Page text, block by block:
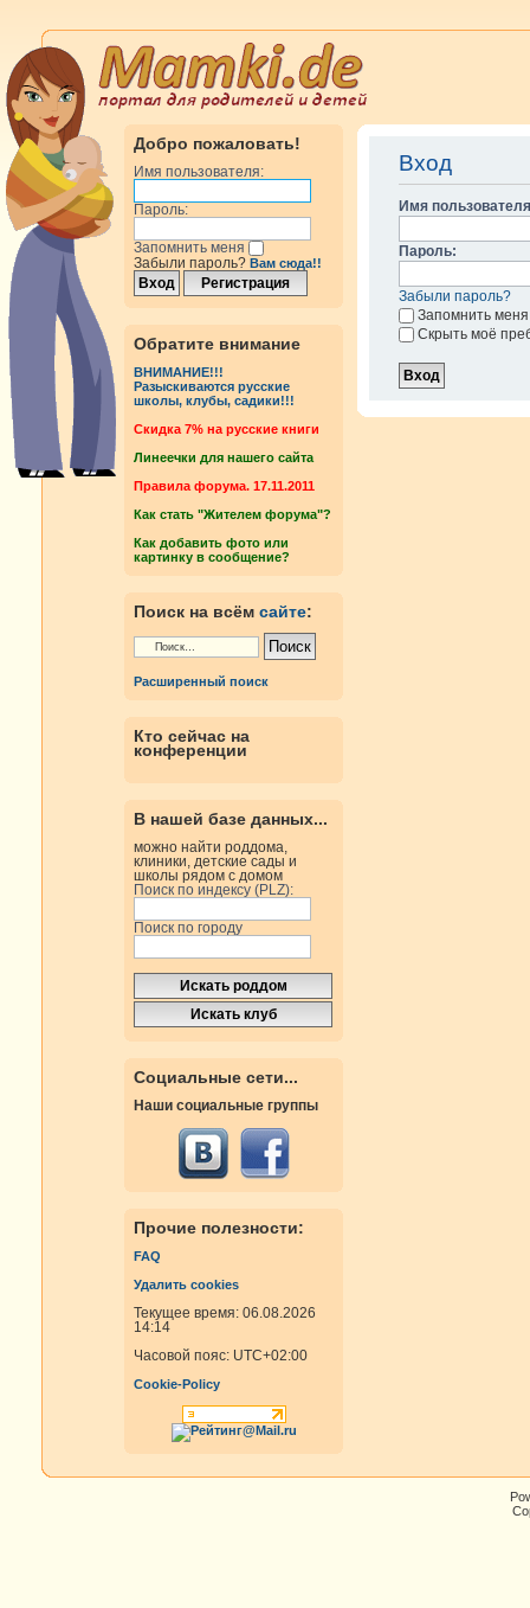
Добро пожаловать!
Имя пользователя:
Пароль:
Запомнить меня
Забыли пароль? Вам сюда!!
Обратите внимание
ВНИМАНИЕ!!!
Разыскиваются русские
школы, клубы, садики!!!
Cкидка 7% на русские книги
Линеечки для нашего сайта
Правила форума. 17.11.2011
Как стать "Жителем форума"?
Как добавить фото или
картинку в сообщение?
Поиск на всём сайте:
Расширенный поиск
Кто сейчас на
конференции
В нашей базе данных...
можно найти роддома,
клиники, детские сады и
школы рядом с домом
Поиск по индексу (PLZ):
Поиск по городу
Социальные сети...
Наши социальные группы
Прочие полезности:
FAQ
Удалить cookies
Текущее время: 06.08.2026
14:14
Часовой пояс: UTC+02:00
Cookie-Policy
Вход
Имя
Пароль:
Забыли пароль?
Запомнить меня
Скрыть моё